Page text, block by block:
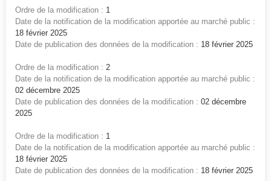
Ordre de la modification : 1
Date de la notification de la modification apportée au marché public :
18 février 2025
Date de publication des données de la modification : 18 février 2025
Ordre de la modification : 2
Date de la notification de la modification apportée au marché public :
02 décembre 2025
Date de publication des données de la modification : 02 décembre
2025
Ordre de la modification : 1
Date de la notification de la modification apportée au marché public :
18 février 2025
Date de publication des données de la modification : 18 février 2025